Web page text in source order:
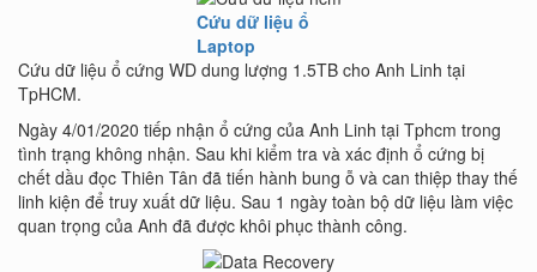
Cứu dữ liệu ổ
Laptop
Cứu dữ liệu ổ cứng WD dung lượng 1.5TB cho Anh Linh tại
TpHCM.
Ngày 4/01/2020 tiếp nhận ổ cứng của Anh Linh tại Tphcm trong
tình trạng không nhận. Sau khi kiểm tra và xác định ổ cứng bị
chết dầu đọc Thiên Tân đã tiến hành bung ỗ và can thiệp thay thế
linh kiện để truy xuất dữ liệu. Sau 1 ngày toàn bộ dữ liệu làm việc
quan trọng của Anh đã được khôi phục thành công.